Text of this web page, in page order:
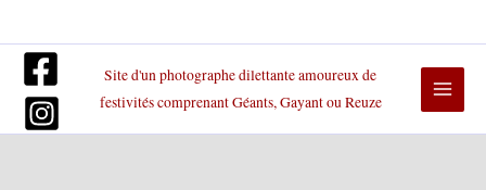
contenu
Site d'un photographe dilettante amoureux de
festivités comprenant Géants, Gayant ou Reuze